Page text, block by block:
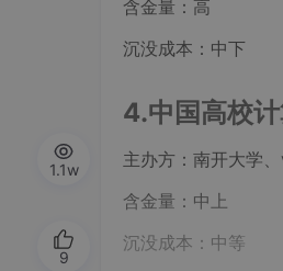
含金量：高
沉没成本：中下
4.中国高校
主办方：南开大学
含金量：中上
沉没成本：中等
1.1w
9